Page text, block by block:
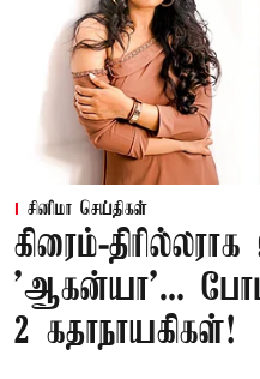
சினிமா செய்திகள்
கிரைம்-
'ஆகன்யா'...
2 கதாநாயகிகள்!